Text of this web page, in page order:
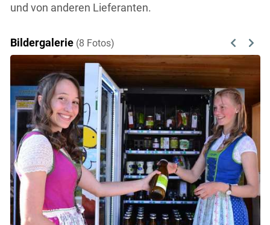
und von anderen Lieferanten.
Bildergalerie (8 Fotos) Previous
Next